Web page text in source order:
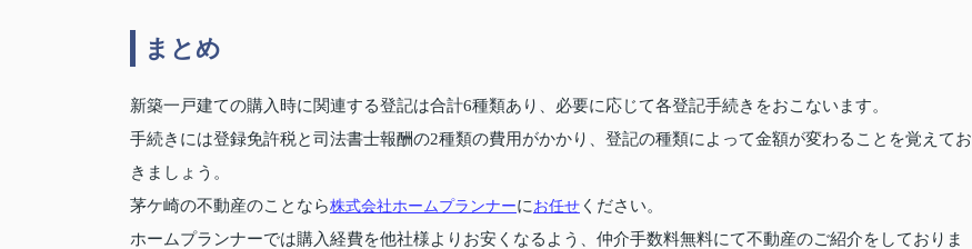
まとめ
新築一戸建ての購入時に関連する登記は合計6種類あり、必要に応じて各登記手続きをおこないます。
手続きには登録免許税と司法書士報酬の2種類の費用がかかり、登記の種類によって金額が変わることを覚えてお
きましょう。
茅ケ崎の不動産のことなら株式会社ホームプランナーにお任せ ください。
ホームプランナーでは購入経費を他社様よりお安くなるよう、仲介手数料無料にて不動産のご紹介をしておりま